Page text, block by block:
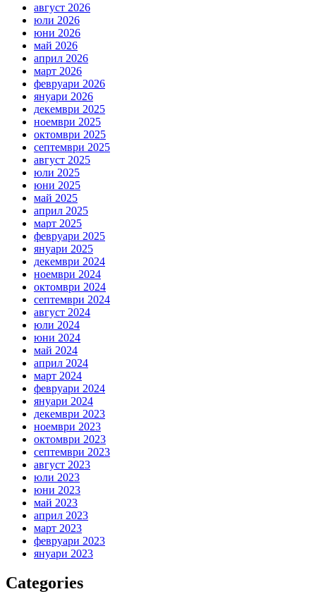
август 2026
юли 2026
юни 2026
май 2026
април 2026
март 2026
февруари 2026
януари 2026
декември 2025
ноември 2025
октомври 2025
септември 2025
август 2025
юли 2025
юни 2025
май 2025
април 2025
март 2025
февруари 2025
януари 2025
декември 2024
ноември 2024
октомври 2024
септември 2024
август 2024
юли 2024
юни 2024
май 2024
април 2024
март 2024
февруари 2024
януари 2024
декември 2023
ноември 2023
октомври 2023
септември 2023
август 2023
юли 2023
юни 2023
май 2023
април 2023
март 2023
февруари 2023
януари 2023
Categories